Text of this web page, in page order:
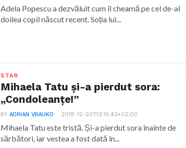
Adela Popescu a dezvăluit cum îl cheamă pe cel de-al
doilea copil născut recent. Soția lui...
STAR
Mihaela Tatu și-a pierdut sora:
„Condoleanțe!”
BYADRIAN VRAUKO 2018-12-20T13:15:43+02:00
Mihaela Tatu este tristă. Și-a pierdut sora înainte de
sărbători, iar vestea a fost dată în...